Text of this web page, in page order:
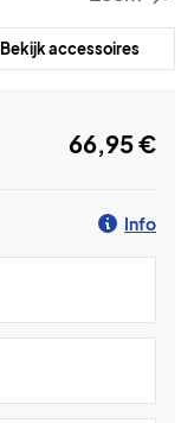
Bekijk accessoires
66,95 €
Info